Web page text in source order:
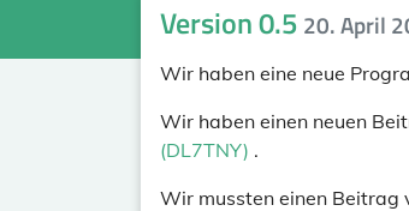
Version 0.5 20. April
Wir haben eine neue
Wir haben einen neuen
(DL7TNY) .
Wir mussten einen Beitrag